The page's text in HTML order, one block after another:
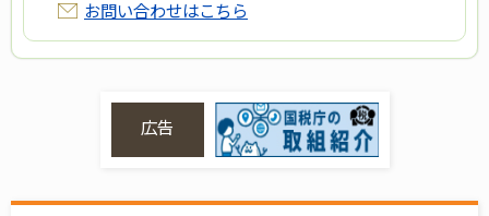
お問い合わせはこちら
広告